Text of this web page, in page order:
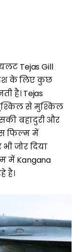
Tejas Gill
देश के लिए कुछ
है। Tejas
से मुश्किल
बहादुरी और
फिल्म में
जोर दिया
में Kangana
है।